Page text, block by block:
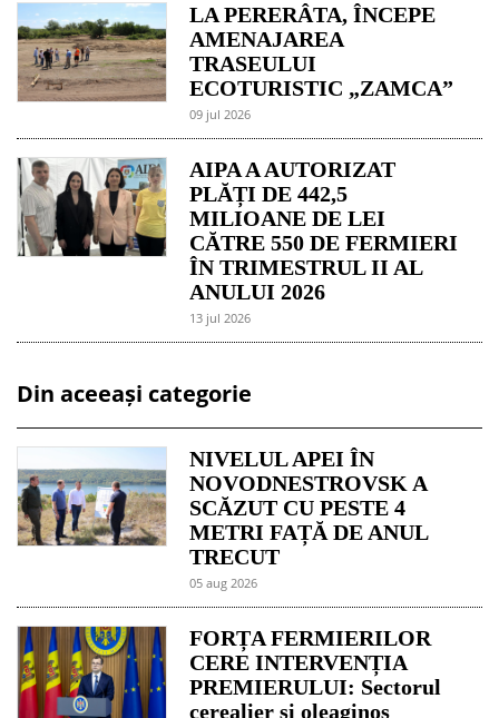
LA PERERÂTA, ÎNCEPE
AMENAJAREA
TRASEULUI
ECOTURISTIC „ZAMCA”
09 jul 2026
AIPA A AUTORIZAT
PLĂȚI DE 442,5
MILIOANE DE LEI
CĂTRE 550 DE FERMIERI
ÎN TRIMESTRUL II AL
ANULUI 2026
13 jul 2026
Din aceeași categorie
NIVELUL APEI ÎN
NOVODNESTROVSK A
SCĂZUT CU PESTE 4
METRI FAȚĂ DE ANUL
TRECUT
05 aug 2026
FORȚA FERMIERILOR
CERE INTERVENȚIA
PREMIERULUI: Sectorul
cerealier și oleaginos